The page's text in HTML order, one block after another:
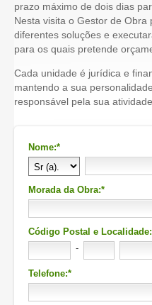
prazo máximo de dois dias
Nesta visita o Gestor de
diferentes soluções e
para os quais pretende
Cada unidade é jurídica e
mantendo a sua
responsável pela sua atividade.
Nome:*
Morada da Obra:*
Código Postal e
-
Telefone:*